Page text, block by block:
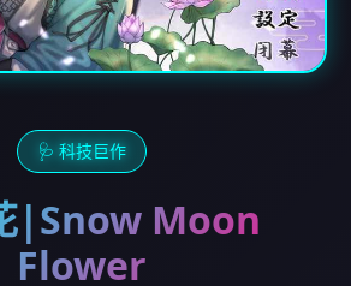
🩺 科技巨作
|Snow Moon
Flower